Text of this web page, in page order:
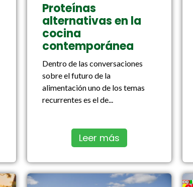
Proteínas
alternativas en la
cocina
contemporánea
Dentro de las conversaciones
sobre el futuro de la
alimentación uno de los temas
recurrentes es el de...
Leer más